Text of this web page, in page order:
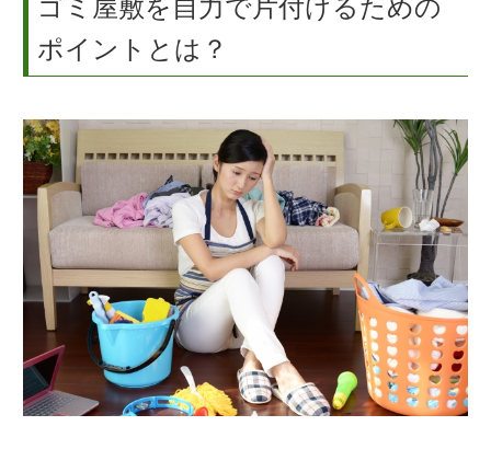
ゴミ屋敷を自力で片付けるための
ポイントとは？